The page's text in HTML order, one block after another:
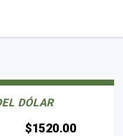
DÓLAR
$1520.00